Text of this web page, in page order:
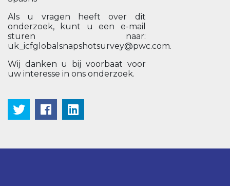
Als u vragen heeft over dit
onderzoek, kunt u een e-mail
sturen naar:
uk_icfglobalsnapshotsurvey@pwc.com.
Wij danken u bij voorbaat voor
uw interesse in ons onderzoek.